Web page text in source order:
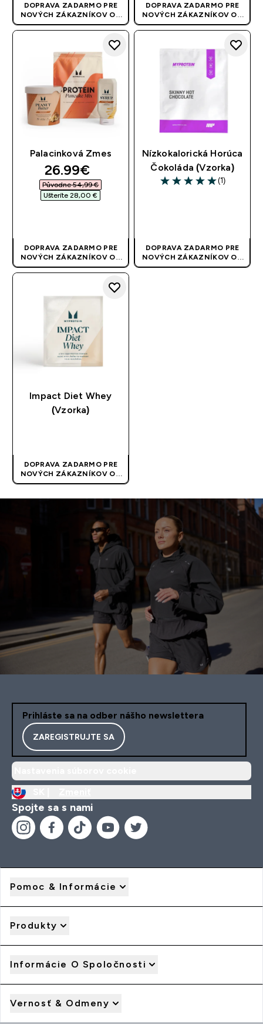
DOPRAVA ZADARMO PRE
NOVÝCH ZÁKAZNÍKOV OD
40 EUR| AKCIA SA APLIKUJE
AUTOMATICKY
DOPRAVA ZADARMO PRE
NOVÝCH ZÁKAZNÍKOV OD
40 EUR| AKCIA SA APLIKUJE
AUTOMATICKY
Palacinková Zmes
discounted price
26.99€‎
Původne 54,99 €‎
Ušteríte 28,00 €‎
DOPRAVA ZADARMO PRE
NOVÝCH ZÁKAZNÍKOV OD
40 EUR| AKCIA SA APLIKUJE
AUTOMATICKY
Nízkokalorická Horúca
Čokoláda (Vzorka)
5 out of 5 stars
(1)
DOPRAVA ZADARMO PRE
NOVÝCH ZÁKAZNÍKOV OD
40 EUR| AKCIA SA APLIKUJE
Impact Diet Whey
(Vzorka)
DOPRAVA ZADARMO PRE
NOVÝCH ZÁKAZNÍKOV OD
40 EUR| AKCIA SA APLIKUJE
Prihláste sa na odber nášho newslettera
ZAREGISTRUJTE SA
Spojte sa s nami
Pomoc & Informácie
Produkty
Informácie O Spoločnosti
Vernosť & Odmeny